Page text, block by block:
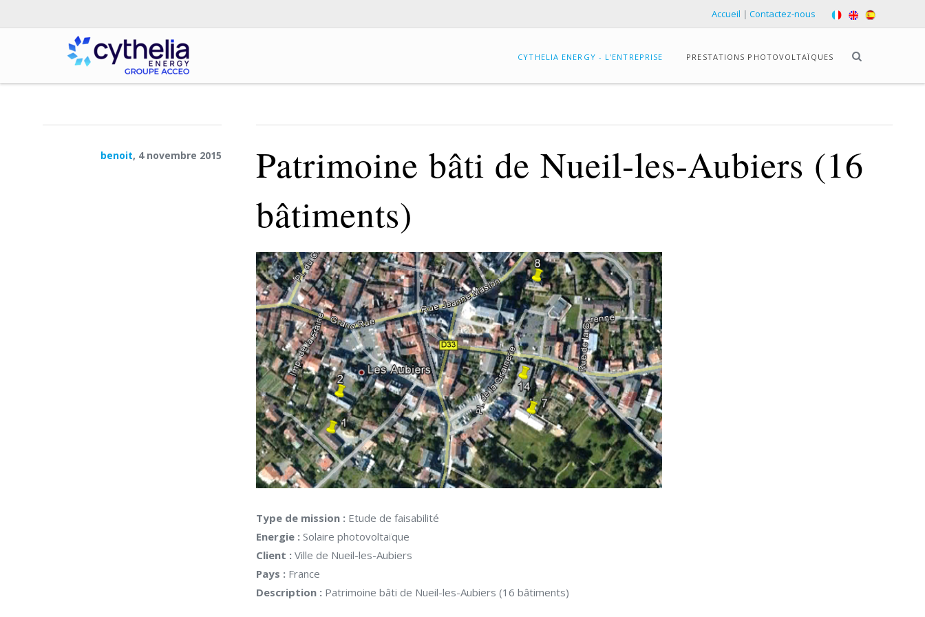
Accueil | Contactez-nous
CYTHELIA ENERGY - L'ENTREPRISE
RÉFÉRENCES
NOS
NOS
NOS
PARTENAIRES
NOS
DOCUMENTS
NOS
VALEURS
L’ÉQUIPE
CONTACTEZ-
PRESTATIONS PHOTOVOLTAÏQUES
D'ŒUVRE,
PHOTOVOLTAÏQUE
EXPERTISE
Cadastre
solaire
Etude
d’éblouissement
Consulting
Marchés
&
Technos
Etude
de
Patrimoine bâti de Nueil-les-Aubiers (16
bâtiments)
Type de mission : Etude de faisabilité
Energie : Solaire photovoltaïque
Client : Ville de Nueil-les-Aubiers
Pays : France
Description : Patrimoine bâti de Nueil-les-Aubiers (16 bâtiments)
benoit, 4 novembre 2015